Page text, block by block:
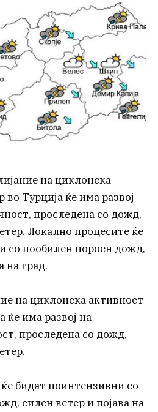
на циклонска
во Турција ќе има развој
проследена со дожд,
Локално процесите ќе
со пообилен пороен дожд,
на град.
на циклонска активност
ќе има развој на
проследена со дожд,
бидат поинтензивни со
силен ветер и појава на